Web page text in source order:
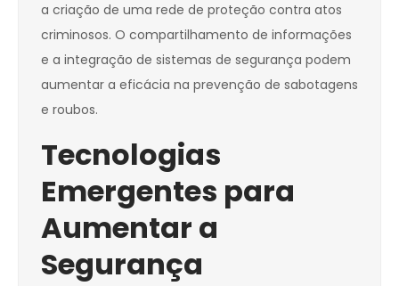
a criação de uma rede de proteção contra atos
criminosos. O compartilhamento de informações
e a integração de sistemas de segurança podem
aumentar a eficácia na prevenção de sabotagens
e roubos.
Tecnologias
Emergentes para
Aumentar a
Segurança